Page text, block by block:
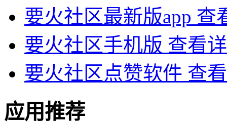
要火社区最新版app 查
要火社区手机版 查看
要火社区点赞软件 查
应用推荐